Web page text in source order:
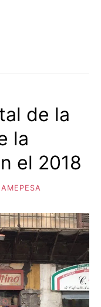
de la
la
el 2018